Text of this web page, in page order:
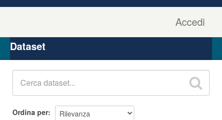
Accedi
Organizzazioni
Gruppi
Dataset
Ordina per